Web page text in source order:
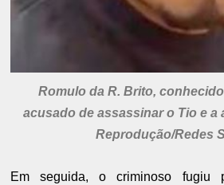
Romulo da R. Brito,
acusado de assassinar o Tio e a
Reprodução/Redes
Em seguida, o criminoso fugiu